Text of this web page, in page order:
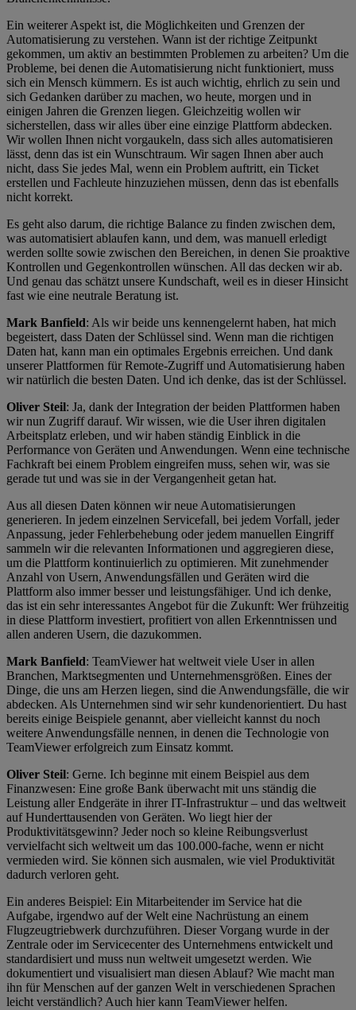
Ein weiterer Aspekt ist, die Möglichkeiten und Grenzen der
Automatisierung zu verstehen. Wann ist der richtige Zeitpunkt
gekommen, um aktiv an bestimmten Problemen zu arbeiten? Um die
Probleme, bei denen die Automatisierung nicht funktioniert, muss
sich ein Mensch kümmern. Es ist auch wichtig, ehrlich zu sein und
sich Gedanken darüber zu machen, wo heute, morgen und in
einigen Jahren die Grenzen liegen. Gleichzeitig wollen wir
sicherstellen, dass wir alles über eine einzige Plattform abdecken.
Wir wollen Ihnen nicht vorgaukeln, dass sich alles automatisieren
lässt, denn das ist ein Wunschtraum. Wir sagen Ihnen aber auch
nicht, dass Sie jedes Mal, wenn ein Problem auftritt, ein Ticket
erstellen und Fachleute hinzuziehen müssen, denn das ist ebenfalls
nicht korrekt.
Es geht also darum, die richtige Balance zu finden zwischen dem,
was automatisiert ablaufen kann, und dem, was manuell erledigt
werden sollte sowie zwischen den Bereichen, in denen Sie proaktive
Kontrollen und Gegenkontrollen wünschen. All das decken wir ab.
Und genau das schätzt unsere Kundschaft, weil es in dieser Hinsicht
fast wie eine neutrale Beratung ist.
Mark Banfield: Als wir beide uns kennengelernt haben, hat mich
begeistert, dass Daten der Schlüssel sind. Wenn man die richtigen
Daten hat, kann man ein optimales Ergebnis erreichen. Und dank
unserer Plattformen für Remote-Zugriff und Automatisierung haben
wir natürlich die besten Daten. Und ich denke, das ist der Schlüssel.
Oliver Steil: Ja, dank der Integration der beiden Plattformen haben
wir nun Zugriff darauf. Wir wissen, wie die User ihren digitalen
Arbeitsplatz erleben, und wir haben ständig Einblick in die
Performance von Geräten und Anwendungen. Wenn eine technische
Fachkraft bei einem Problem eingreifen muss, sehen wir, was sie
gerade tut und was sie in der Vergangenheit getan hat.
Aus all diesen Daten können wir neue Automatisierungen
generieren. In jedem einzelnen Servicefall, bei jedem Vorfall, jeder
Anpassung, jeder Fehlerbehebung oder jedem manuellen Eingriff
sammeln wir die relevanten Informationen und aggregieren diese,
um die Plattform kontinuierlich zu optimieren. Mit zunehmender
Anzahl von Usern, Anwendungsfällen und Geräten wird die
Plattform also immer besser und leistungsfähiger. Und ich denke,
das ist ein sehr interessantes Angebot für die Zukunft: Wer frühzeitig
in diese Plattform investiert, profitiert von allen Erkenntnissen und
allen anderen Usern, die dazukommen.
Mark Banfield: TeamViewer hat weltweit viele User in allen
Branchen, Marktsegmenten und Unternehmensgrößen. Eines der
Dinge, die uns am Herzen liegen, sind die Anwendungsfälle, die wir
abdecken. Als Unternehmen sind wir sehr kundenorientiert. Du hast
bereits einige Beispiele genannt, aber vielleicht kannst du noch
weitere Anwendungsfälle nennen, in denen die Technologie von
TeamViewer erfolgreich zum Einsatz kommt.
Oliver Steil: Gerne. Ich beginne mit einem Beispiel aus dem
Finanzwesen: Eine große Bank überwacht mit uns ständig die
Leistung aller Endgeräte in ihrer IT-Infrastruktur – und das weltweit
auf Hunderttausenden von Geräten. Wo liegt hier der
Produktivitätsgewinn? Jeder noch so kleine Reibungsverlust
vervielfacht sich weltweit um das 100.000-fache, wenn er nicht
vermieden wird. Sie können sich ausmalen, wie viel Produktivität
dadurch verloren geht.
Ein anderes Beispiel: Ein Mitarbeitender im Service hat die
Aufgabe, irgendwo auf der Welt eine Nachrüstung an einem
Flugzeugtriebwerk durchzuführen. Dieser Vorgang wurde in der
Zentrale oder im Servicecenter des Unternehmens entwickelt und
standardisiert und muss nun weltweit umgesetzt werden. Wie
dokumentiert und visualisiert man diesen Ablauf? Wie macht man
ihn für Menschen auf der ganzen Welt in verschiedenen Sprachen
leicht verständlich? Auch hier kann TeamViewer helfen.